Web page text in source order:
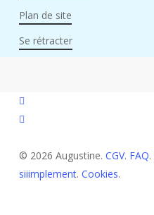
Plan de site
Se rétracter
facebook
instagram
© 2026 Augustine. CGV. FAQ.
siiimplement. Cookies.